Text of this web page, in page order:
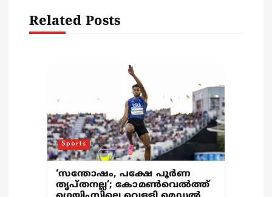
a
Related Posts
Sports
‘സന്തോഷം, പക്ഷേ പൂര്‍ണ
തൃപ്തനല്ല’; കോമണ്‍വെല്‍ത്ത്